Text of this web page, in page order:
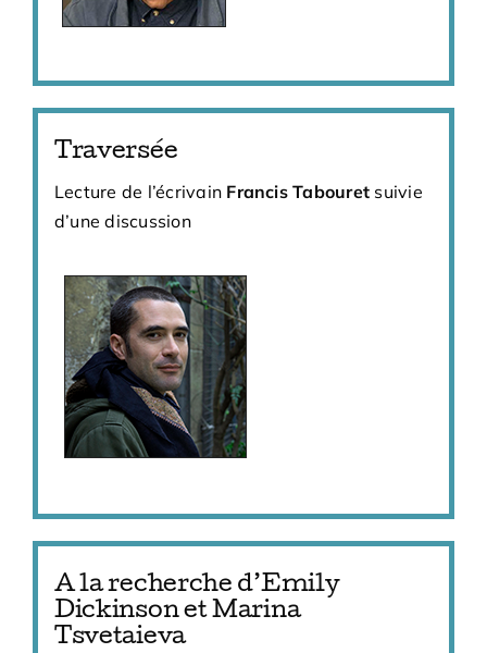
Traversée
Lecture de l’écrivain Francis Tabouret suivie
d’une discussion
A la recherche d’Emily
Dickinson et Marina
Tsvetaieva